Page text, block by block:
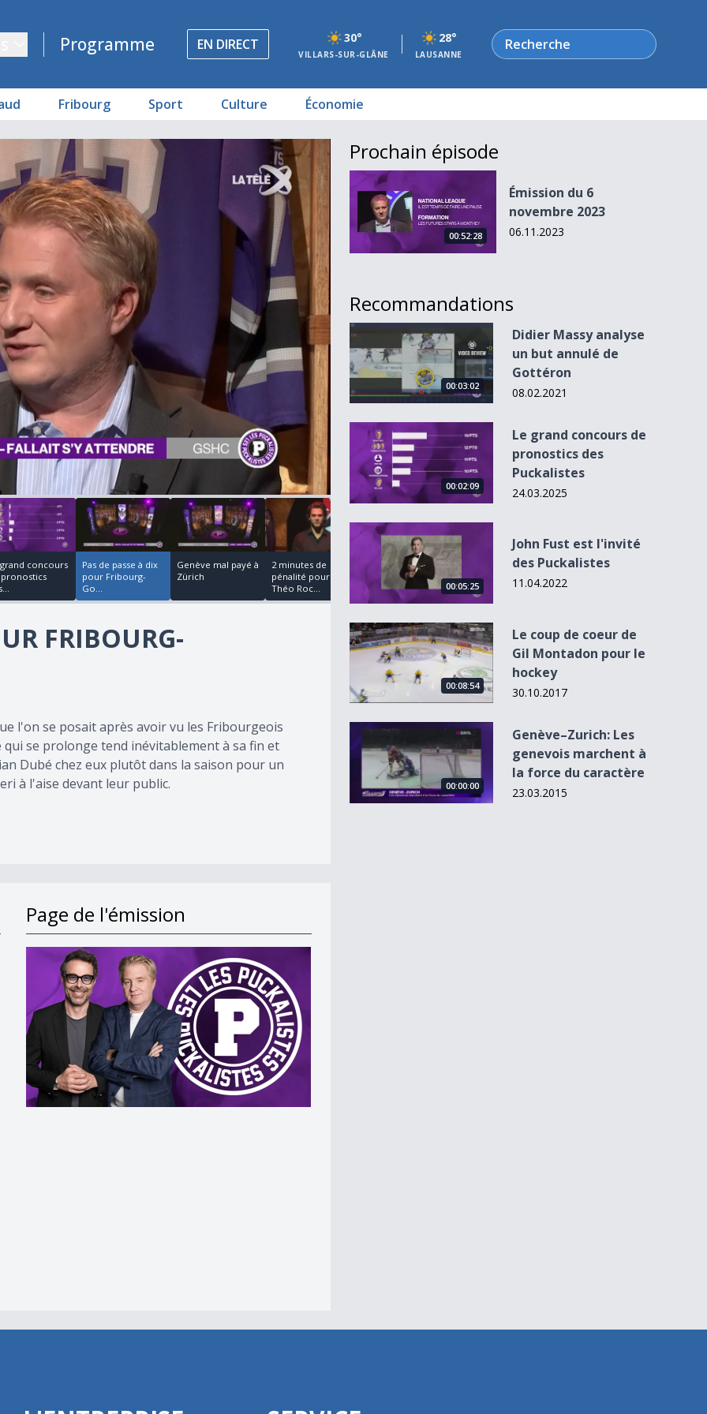
Programme EN DIRECT 30°
VILLARS-SUR-GLÂNE
28°
LAUSANNE
Rechercher
Fribourg Sport Culture Économie
concours
00:04:18
Pas de passe à dix
pour Fribourg-
Go...
00:03:35
Genève mal payé à
Zürich
2 minutes de
pénalité pour
Théo Roc...
00:07:24
Découvrez
l'équipe type des
Puckali...
00:05:04
Ajoie surprend
Davos à Davos
FRIBOURG-
l'on se posait après avoir vu les Fribourgeois
se prolonge tend inévitablement à sa fin et
Dubé chez eux plutôt dans la saison pour un
à l'aise devant leur public.
prochaine ?
?
Page de l'émission
Prochain épisode
Émission du 6 novembre 2023
00:52:28
Émission du 6
novembre 2023
06.11.2023
Recommandations
Didier Massy analyse un but annulé de Gottéron
00:03:02
Didier Massy analyse
un but annulé de
Gottéron
08.02.2021
Le grand concours de pronostics des Puckalistes
00:02:09
Le grand concours de
pronostics des
Puckalistes
24.03.2025
John Fust est l&#039;invité des Puckalistes
00:05:25
John Fust est l'invité
des Puckalistes
11.04.2022
Le coup de coeur de Gil Montadon pour le hockey
00:08:54
Le coup de coeur de
Gil Montadon pour le
hockey
30.10.2017
Genève–Zurich: Les genevois marchent à la force du
00:00:00
Genève–Zurich: Les
genevois marchent à
la force du caractère
23.03.2015